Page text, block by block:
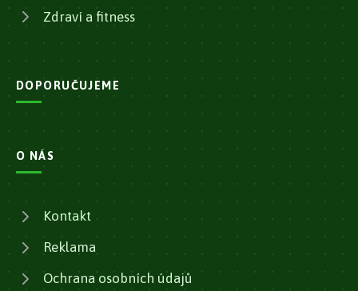
Zdraví a fitness
DOPORUČUJEME
O NÁS
Kontakt
Reklama
Ochrana osobních údajů